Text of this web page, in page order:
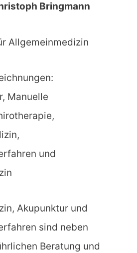
Bringmann
Allgemeinmedizin
Manuelle
und
Akupunktur und
sind neben
Beratung und